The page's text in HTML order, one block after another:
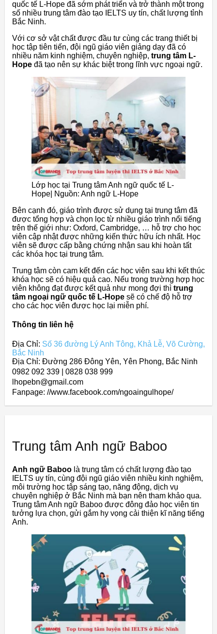
quốc tế L-Hope đã sớm phát triển và trở thành một trong
số nhiều trung tâm đào tạo IELTS uy tín, chất lượng tỉnh
Bắc Ninh.
Với cơ sở vật chất được đầu tư cùng các trang thiết bị
học tập tiên tiến, đội ngũ giáo viên giảng dạy đã có
nhiều năm kinh nghiệm, chuyên nghiệp, trung tâm L-
Hope đã tạo nên sự khác biệt trong lĩnh vực ngoại ngữ.
Lớp học tại Trung tâm Anh ngữ quốc tế L-
Hope| Nguồn: Anh ngữ L-Hope
Bên cạnh đó, giáo trình được sử dụng tại trung tâm đã
được tổng hợp và chọn lọc từ nhiều giáo trình nổi tiếng
trên thế giới như: Oxford, Cambridge, … hỗ trợ cho học
viên cập nhật được những kiến thức hữu ích nhất. Học
viên sẽ được cấp bằng chứng nhận sau khi hoàn tất
các khóa học tại trung tâm.
Trung tâm còn cam kết đến các học viên sau khi kết thúc
khóa học sẽ có hiệu quả cao. Nếu trong trường hợp học
viên không đạt được kết quả như mong đợi thì trung
tâm ngoại ngữ quốc tế L-Hope sẽ có chế độ hỗ trợ
cho các học viên được học lại miễn phí.
Thông tin liên hệ
Địa Chỉ: Số 36 đường Lý Anh Tông, Khả Lễ, Võ Cường,
Bắc Ninh
Địa Chỉ: Đường 286 Đông Yên, Yên Phong, Bắc Ninh
0982 092 339 | 0828 038 999
lhopebn@gmail.com
Fanpage: //www.facebook.com/ngoaingulhope/
Trung tâm Anh ngữ Baboo
Anh ngữ Baboo là trung tâm có chất lượng đào tạo
IELTS uy tín, cùng đội ngũ giáo viên nhiều kinh nghiệm,
môi trường học tập sáng tạo, năng động, dịch vụ
chuyên nghiệp ở Bắc Ninh mà bạn nên tham khảo qua.
Trung tâm Anh ngữ Baboo được đông đảo học viên tin
tưởng lựa chọn, gửi gắm hy vọng cải thiện kĩ năng tiếng
Anh.